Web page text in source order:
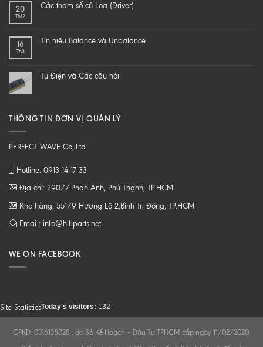
speaker
loa
Z
ĐỂ
CHẤT
20
Th12
Các tham số củ Loa (Driver)
16
Th3
Tín hiệu Balance và Unbalance
Tụ Điện và Các câu hỏi
THÔNG TIN ĐƠN VỊ QUẢN LÝ
PERFECT WAVE Co,.Ltd
Hotline: 0913 14 17 33
Địa chỉ: 290/7 Phan Anh, Phú Thạnh, TP.HCM
Kho hàng: 551/9 Hương Lộ 2,Bình Trị Đông, TP.HCM
Emai : info@hifiparts.net
WE ON FACEBOOK
Site StatisticsToday's visitors: 132
GPKD: 0316135028 , do Sở Kế Hoạch – Đầu Tư TPHCM cấp ngày 11/02/2020.